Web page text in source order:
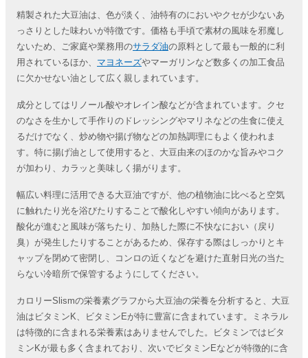
精製された大豆油は、色が淡く、油特有のにおいやクセが少ないあ
っさりとした味わいが特徴です。価格も手頃で素材の風味を邪魔し
ないため、ご家庭や業務用のサラダ油の原料として最も一般的に利
用されているほか、 マヨネーズやマーガリンなど数多くの加工食品
に欠かせない油として広く親しまれています。
成分としてはリノール酸やオレイン酸などが含まれています。クセ
のなさを生かして手作りのドレッシングやマリネなどの生食に使え
るだけでなく、炒め物や揚げ物などの加熱調理にもよく使われま
す。特に揚げ油として使用すると、大豆由来のほのかな旨みやコク
が加わり、カラッと美味しく揚がります。
幅広い料理に活用できる大豆油ですが、他の植物油に比べると空気
に触れたり光を浴びたりすることで酸化しやすい傾向があります。
酸化が進むと風味が落ちたり、加熱した際に不快なにおい（戻り
臭）が発生したりすることがあるため、保存する際はしっかりとキ
ャップを閉めて密閉し、コンロの近くなどを避けた直射日光の当た
らない冷暗所で保管するようにしてください。
カロリーSlismの栄養素グラフから大豆油の栄養を分析すると、大豆
油はビタミンK、ビタミンEが特に豊富に含まれています。ミネラル
は特徴的に含まれる栄養素はありませんでした。ビタミンではビタ
ミンKが最も多く含まれており、次いでビタミンEなどが特徴的に含